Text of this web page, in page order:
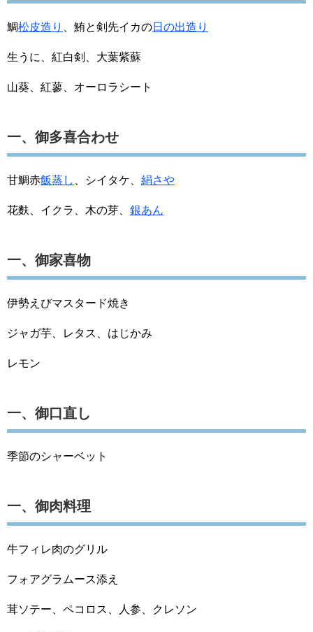
鯛松皮造り 、鮪と剣先イカの日の出造り
生うに、紅白剣、大葉紫蘇
山葵、紅蓼、オーロラシート
一、御多喜合わせ
甘鯛赤飯蒸し 、シイタケ、 絹さや
花麩、イクラ、木の芽、 銀あん
一、御家喜物
伊勢えびマスタード焼き
ジャガ芋、レタス、はじかみ
レモン
一、御口直し
季節のシャーベット
一、御肉料理
牛フィレ肉のグリル
フォアグラムース添え
茸ソテー、ペコロス、人参、クレソン